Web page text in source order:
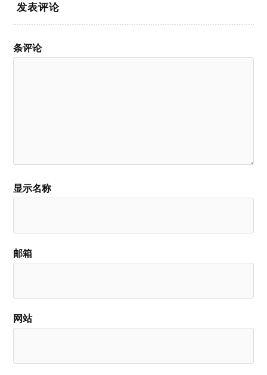
发表评论
条评论
显示名称
邮箱
网站